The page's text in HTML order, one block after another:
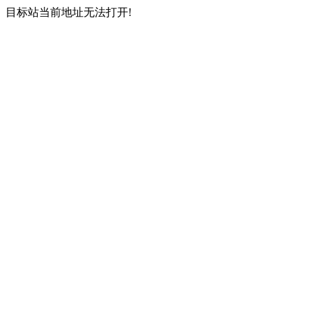
目标站当前地址无法打开!